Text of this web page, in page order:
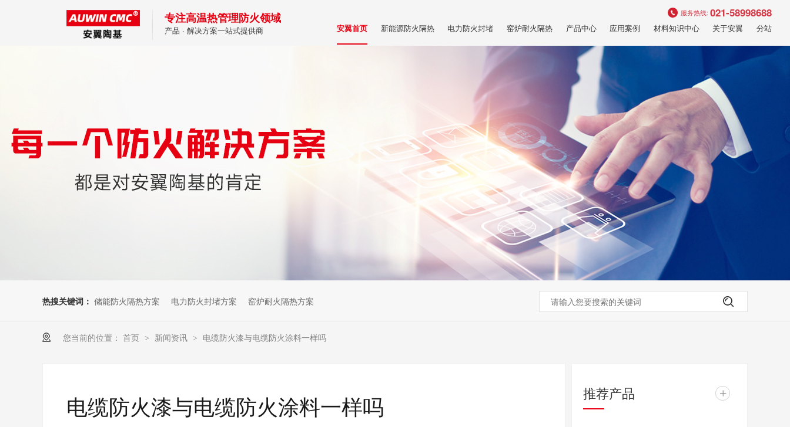
专注高温热管理防火领域
产品 · 解决方案一站式提供商
服务热线:021-58998688
安翼首页 新能源防火隔热 电力防火封堵 窑炉耐火隔热 产品中心 应用案例 材料知识中心 关于安翼 分站
热搜关键词： 储能防火隔热方案 电力防火封堵方案 窑炉耐火隔热方案
您当前的位置： 首页 > 新闻资讯 > 电缆防火漆与电缆防火涂料一样吗
电缆防火漆与电缆防火涂料一样吗 推荐产品 +